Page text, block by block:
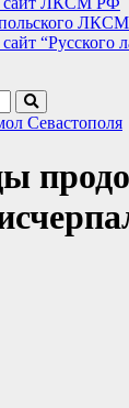
“Русского
Севастополя